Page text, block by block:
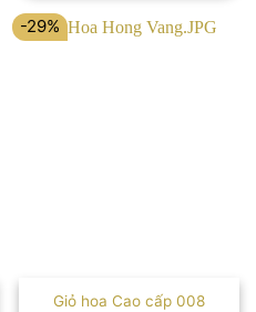
-29%
Giỏ hoa Cao cấp 008